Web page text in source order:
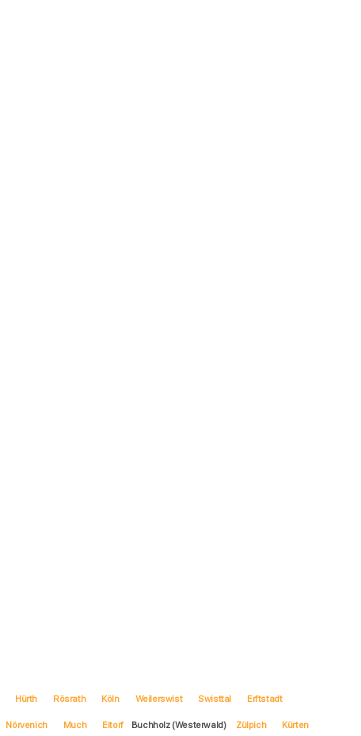
Hürth Rösrath Köln Weilerswist Swisttal Erftstadt
Nörvenich Much Eitorf Buchholz (Westerwald) Zülpich Kürten